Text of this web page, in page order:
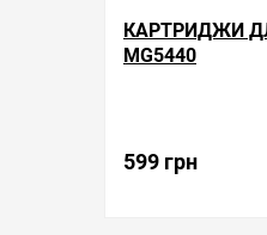
КАРТРИДЖИ
MG5440
599 грнКод товара: